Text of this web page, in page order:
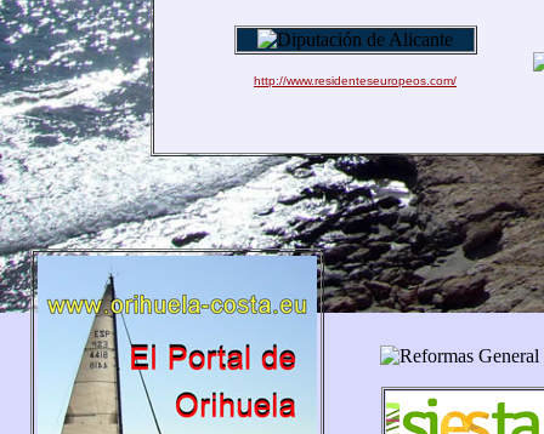
http://www.residenteseuropeos.com/